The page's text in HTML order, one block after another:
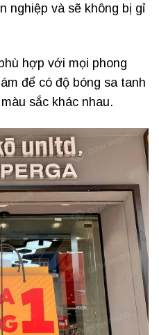
nghiệp và sẽ không bị gỉ
hợp với mọi phong
để có độ bóng sa tanh
sắc khác nhau.